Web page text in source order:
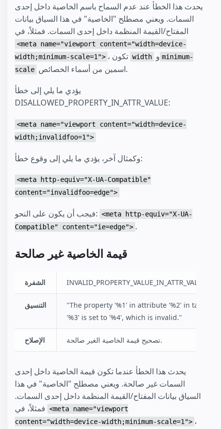
يحدث هذا الخطأ عند عدم السماح باسم الخاصية داخل إحدى
السمات. ويعني مصطلح "الخاصية" في هذا السياق بيانات
المفتاح/القيمة المنظمة داخل إحدى السمات. فمثلاً، في
<meta name="viewport content="width=device-
width;minimum-scale=1">
width و minimum-
scale
اسمين من أسماء الخصائص.
يؤدي ما يلي إلى خطأ
DISALLOWED_PROPERTY_IN_ATTR_VALUE:
<meta name="viewport content="width=device-
width;invalidfoo=1">
وكمثال آخر، يؤدي ما يلي إلى وقوع خطأ:
<meta http-equiv="X-UA-Compatible"
content="invalidfoo=edge">
فيجب أن يكون على النحو: <meta http-equiv="X-UA-
Compatible" content="ie=edge"> .
قيمة الخاصية غير صالحة
الشفرة INVALID_PROPERTY_VALUE_IN_ATTR_VALUE
التنسيق
"The property '%1' in attribute '%2' in tag
'%3' is set to '%4', which is invalid."
الإصلاح تصحيح قيمة الخاصية الغير صالحة.
يحدث هذا الخطأ عندما تكون قيمة الخاصية داخل إحدى
السمات غير صالحة. ويعني مصطلح "الخاصية" في هذا
السياق بيانات المفتاح/القيمة المنظمة داخل إحدى السمات.
<meta name="viewport
content="width=device-width;minimum-scale=1"> ،